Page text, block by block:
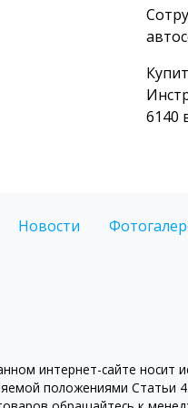
6140
Новости
интернет-сайте носит
положениями Статьи